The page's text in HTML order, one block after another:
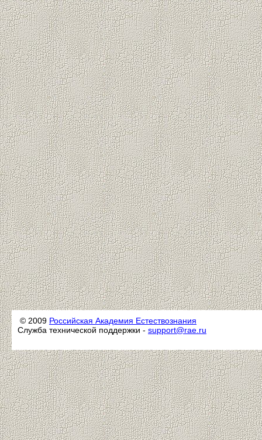
© 2009 Российская Академия Естествознания
Служба технической поддержки - support@rae.ru